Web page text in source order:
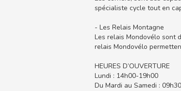
spécialiste cycle tout en
- Les Relais Montagne
Les relais Mondovélo sont
relais Mondovélo
HEURES D’OUVERTURE
Lundi : 14h00-19h00
Du Mardi au Samedi :